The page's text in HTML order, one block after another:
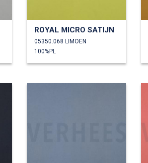
ROYAL MICRO SATIJN
05350.068 LIMOEN
100%PL